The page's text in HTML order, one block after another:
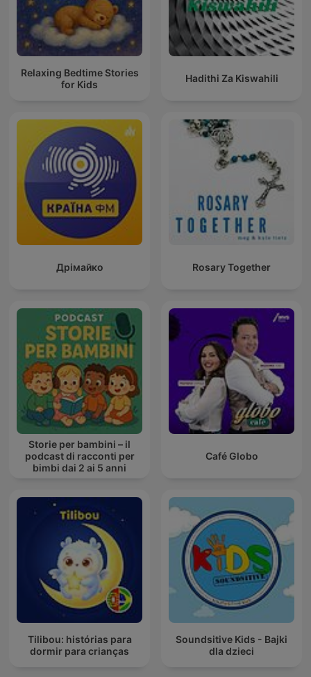
Relaxing Bedtime Stories
for Kids
Hadithi Za Kiswahili
Дрімайко Rosary Together
Storie per bambini – il
podcast di racconti per
bimbi dai 2 ai 5 anni
Café Globo
Tilibou: histórias para
dormir para crianças
Soundsitive Kids - Bajki
dla dzieci